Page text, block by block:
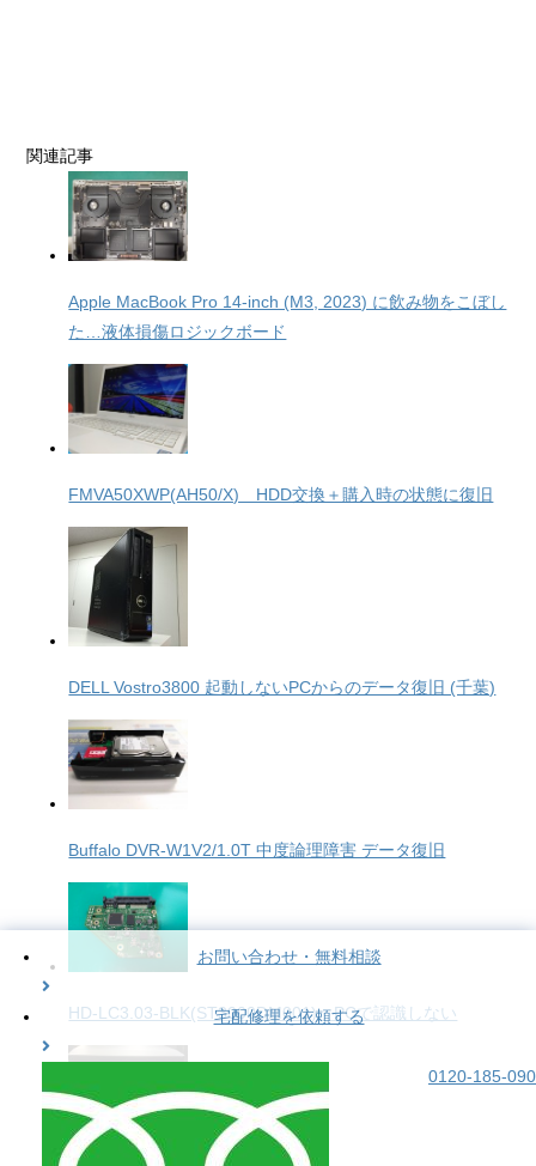
関連記事
Apple MacBook Pro 14‑inch (M3, 2023) に飲み物をこぼし
た…液体損傷ロジックボード
FMVA50XWP(AH50/X) HDD交換＋購入時の状態に復旧
DELL Vostro3800 起動しないPCからのデータ復旧 (千葉)
Buffalo DVR-W1V2/1.0T 中度論理障害 データ復旧
HD-LC3.03-BLK(ST3000DM001) PCで認識しない
お問い合わせ・無料相談
宅配修理を依頼する
0120-185-090